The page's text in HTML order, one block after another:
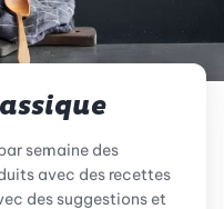
semaine des
avec des recettes
des suggestions et